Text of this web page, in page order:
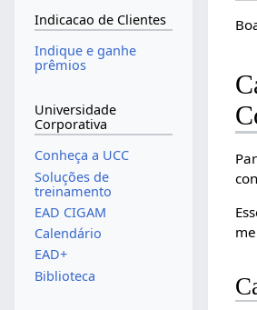
Indicacao de Clientes
Indique e ganhe
prêmios
Universidade
Corporativa
Conheça a UCC
Soluções de
treinamento
EAD CIGAM
Calendário
EAD+
Biblioteca